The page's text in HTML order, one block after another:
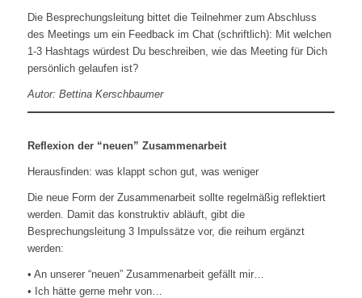
Die Besprechungsleitung bittet die Teilnehmer zum Abschluss
des Meetings um ein Feedback im Chat (schriftlich): Mit welchen
1-3 Hashtags würdest Du beschreiben, wie das Meeting für Dich
persönlich gelaufen ist?
Autor: Bettina Kerschbaumer
Reflexion der “neuen” Zusammenarbeit
Herausfinden: was klappt schon gut, was weniger
Die neue Form der Zusammenarbeit sollte regelmäßig reflektiert
werden. Damit das konstruktiv abläuft, gibt die
Besprechungsleitung 3 Impulssätze vor, die reihum ergänzt
werden:
• An unserer “neuen” Zusammenarbeit gefällt mir…
• Ich hätte gerne mehr von…